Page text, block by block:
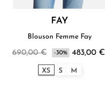
FAY
Blouson Femme Fay
690,00 € -30% 483,00 €
XS S M